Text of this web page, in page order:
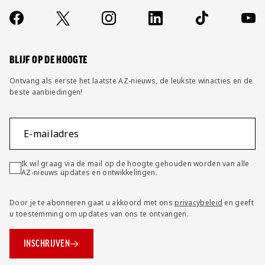
Contact
FAQ
Socials
https://www.facebook.com/AZAlkmaar
X Instagram LinkedIn TikTok
BLIJF OP DE HOOGTE
Ontvang als eerste het laatste AZ-nieuws, de leukste winacties en de
beste aanbiedingen!
E-mailadres
Ik wil graag via de mail op de hoogte gehouden worden van alle
AZ-nieuws updates en ontwikkelingen.
Door je te abonneren gaat u akkoord met onsprivacybeleid en geeft
u toestemming om updates van ons te ontvangen.
INSCHRIJVEN